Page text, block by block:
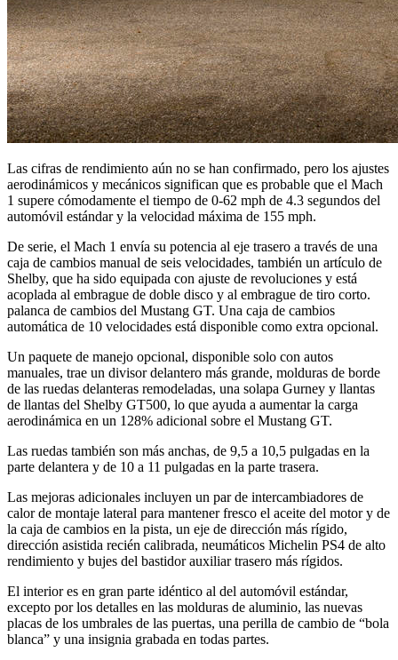
Las cifras de rendimiento aún no se han confirmado, pero los ajustes
aerodinámicos y mecánicos significan que es probable que el Mach
1 supere cómodamente el tiempo de 0-62 mph de 4.3 segundos del
automóvil estándar y la velocidad máxima de 155 mph.
De serie, el Mach 1 envía su potencia al eje trasero a través de una
caja de cambios manual de seis velocidades, también un artículo de
Shelby, que ha sido equipada con ajuste de revoluciones y está
acoplada al embrague de doble disco y al embrague de tiro corto.
palanca de cambios del Mustang GT. Una caja de cambios
automática de 10 velocidades está disponible como extra opcional.
Un paquete de manejo opcional, disponible solo con autos
manuales, trae un divisor delantero más grande, molduras de borde
de las ruedas delanteras remodeladas, una solapa Gurney y llantas
de llantas del Shelby GT500, lo que ayuda a aumentar la carga
aerodinámica en un 128% adicional sobre el Mustang GT.
Las ruedas también son más anchas, de 9,5 a 10,5 pulgadas en la
parte delantera y de 10 a 11 pulgadas en la parte trasera.
Las mejoras adicionales incluyen un par de intercambiadores de
calor de montaje lateral para mantener fresco el aceite del motor y de
la caja de cambios en la pista, un eje de dirección más rígido,
dirección asistida recién calibrada, neumáticos Michelin PS4 de alto
rendimiento y bujes del bastidor auxiliar trasero más rígidos.
El interior es en gran parte idéntico al del automóvil estándar,
excepto por los detalles en las molduras de aluminio, las nuevas
placas de los umbrales de las puertas, una perilla de cambio de “bola
blanca” y una insignia grabada en todas partes.